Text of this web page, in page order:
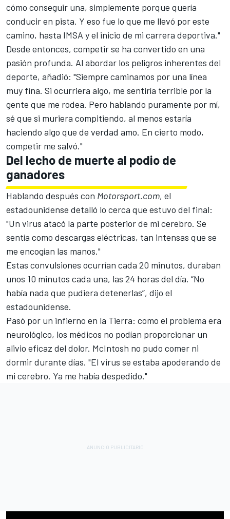
cómo conseguir una, simplemente porque quería
conducir en pista. Y eso fue lo que me llevó por este
camino, hasta IMSA y el inicio de mi carrera deportiva."
Desde entonces, competir se ha convertido en una
pasión profunda. Al abordar los peligros inherentes del
deporte, añadió: "Siempre caminamos por una línea
muy fina. Si ocurriera algo, me sentiría terrible por la
gente que me rodea. Pero hablando puramente por mí,
sé que si muriera compitiendo, al menos estaría
haciendo algo que de verdad amo. En cierto modo,
competir me salvó."
Del lecho de muerte al podio de
ganadores
Hablando después con Motorsport.com, el
estadounidense detalló lo cerca que estuvo del final:
"Un virus atacó la parte posterior de mi cerebro. Se
sentía como descargas eléctricas, tan intensas que se
me encogían las manos."
Estas convulsiones ocurrían cada 20 minutos, duraban
unos 10 minutos cada una, las 24 horas del día. “No
había nada que pudiera detenerlas”, dijo el
estadounidense.
Pasó por un infierno en la Tierra: como el problema era
neurológico, los médicos no podían proporcionar un
alivio eficaz del dolor. McIntosh no pudo comer ni
dormir durante días. "El virus se estaba apoderando de
mi cerebro. Ya me había despedido."